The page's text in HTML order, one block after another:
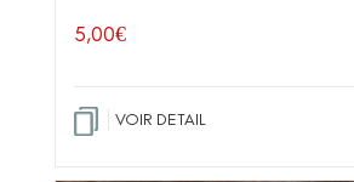
5,00€
VOIR DETAIL